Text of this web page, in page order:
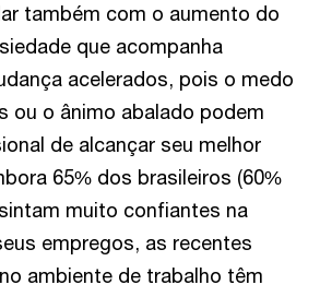
também com o aumento do
que acompanha
acelerados, pois o medo
ou o ânimo abalado podem
de alcançar seu melhor
65% dos brasileiros (60%
muito confiantes na
empregos, as recentes
ambiente de trabalho têm